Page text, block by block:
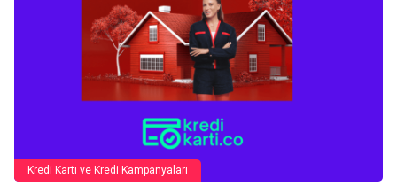
Kredi Kartı ve Kredi Kampanyaları